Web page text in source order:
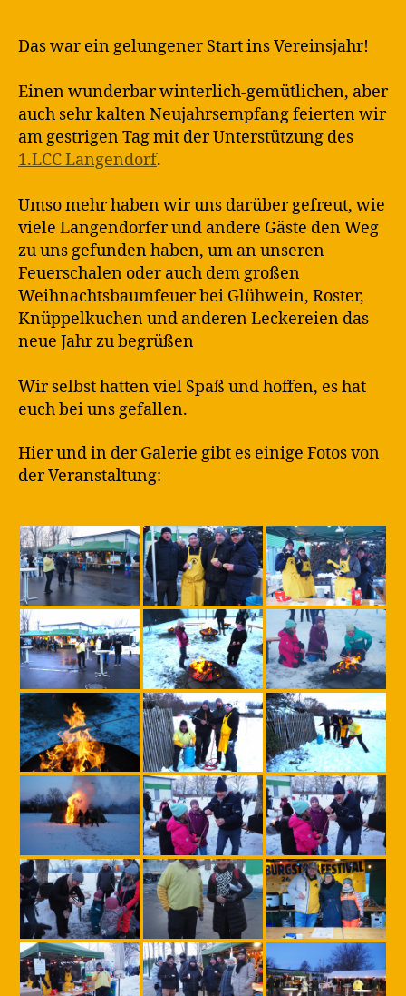
2026
Das war ein gelungener Start ins Vereinsjahr!
Einen wunderbar winterlich-gemütlichen, aber
auch sehr kalten Neujahrsempfang feierten wir
am gestrigen Tag mit der Unterstützung des
1.LCC Langendorf.
Umso mehr haben wir uns darüber gefreut, wie
viele Langendorfer und andere Gäste den Weg
zu uns gefunden haben, um an unseren
Feuerschalen oder auch dem großen
Weihnachtsbaumfeuer bei Glühwein, Roster,
Knüppelkuchen und anderen Leckereien das
neue Jahr zu begrüßen
Wir selbst hatten viel Spaß und hoffen, es hat
euch bei uns gefallen.
Hier und in der Galerie gibt es einige Fotos von
der Veranstaltung: